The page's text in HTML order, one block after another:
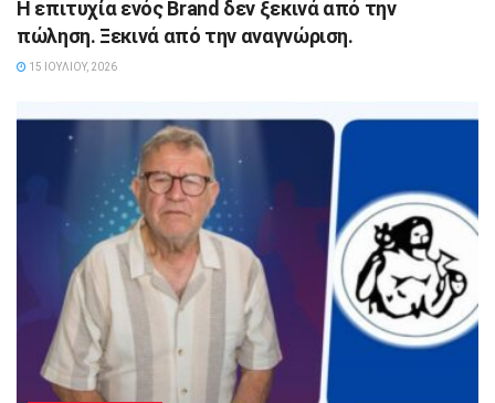
Η επιτυχία ενός Brand δεν ξεκινά από την
πώληση. Ξεκινά από την αναγνώριση.
15 ΙΟΥΛΊΟΥ, 2026